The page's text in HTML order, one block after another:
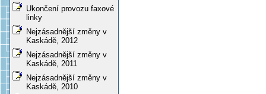
Ukončení provozu faxové
linky
Nejzásadnější změny v
Kaskádě, 2012
Nejzásadnější změny v
Kaskádě, 2011
Nejzásadnější změny v
Kaskádě, 2010